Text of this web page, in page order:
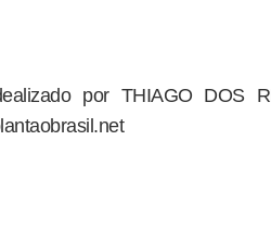
por THIAGO DOS